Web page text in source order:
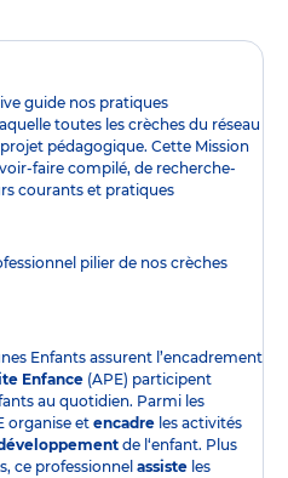
guide nos pratiques
toutes les crèches du réseau
pédagogique. Cette Mission
faire compilé, de recherche-
courants et pratiques
pilier de nos crèches
Enfants assurent l’encadrement
Enfance (APE) participent
au quotidien. Parmi les
organise et encadre les activités
de l‘enfant. Plus
ce professionnel assiste les